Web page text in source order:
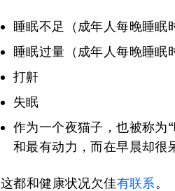
睡眠不足（成年人每晚睡眠
睡眠过量（成年人每晚睡眠
打鼾
失眠
作为一个夜猫子，也被称为
和最有动力，而在早晨却很
这都和健康状况欠佳有联系。